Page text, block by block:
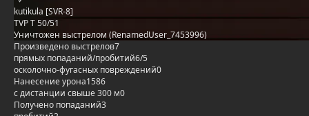
kutikula [SVR-8]
TVP T 50/51
Уничтожен выстрелом (RenamedUser_7453996)
Произведено выстрелов7
прямых попаданий/пробитий6/5
осколочно-фугасных повреждений0
Нанесение урона1586
с дистанции свыше 300 м0
Получено попаданий3